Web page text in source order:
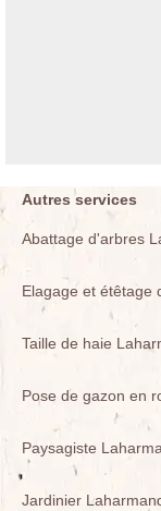
Autres services
Abattage d'arbres
Elagage et étêtage
Taille de haie
Pose de gazon en
Paysagiste
Jardinier